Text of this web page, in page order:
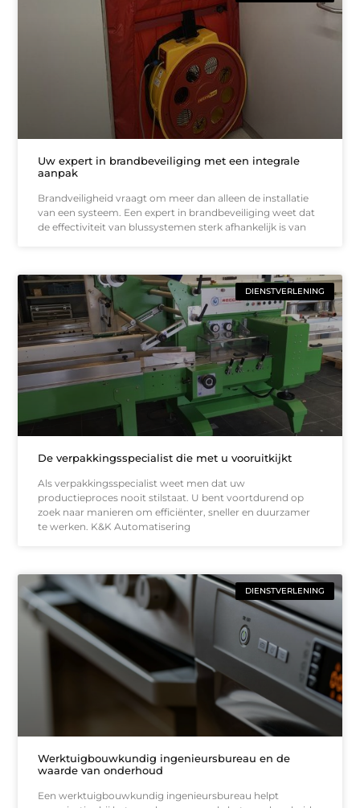
Uw expert in brandbeveiliging met een integrale
aanpak
Brandveiligheid vraagt om meer dan alleen de installatie
van een systeem. Een expert in brandbeveiliging weet dat
de effectiviteit van blussystemen sterk afhankelijk is van
DIENSTVERLENING
De verpakkingsspecialist die met u vooruitkijkt
Als verpakkingsspecialist weet men dat uw
productieproces nooit stilstaat. U bent voortdurend op
zoek naar manieren om efficiënter, sneller en duurzamer
te werken. K&K Automatisering
DIENSTVERLENING
Werktuigbouwkundig ingenieursbureau en de
waarde van onderhoud
Een werktuigbouwkundig ingenieursbureau helpt